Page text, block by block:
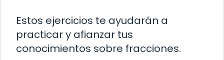
Estos ejercicios te ayudarán a
practicar y afianzar tus
conocimientos sobre fracciones.